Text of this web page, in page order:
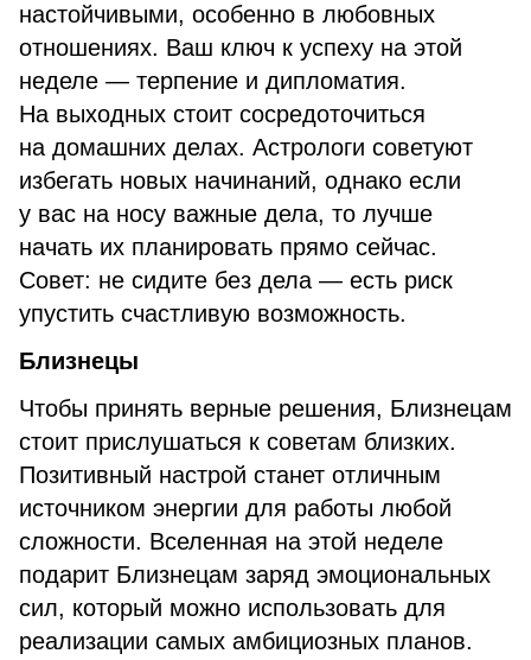
настойчивыми, особенно в любовных
отношениях. Ваш ключ к успеху на этой
неделе — терпение и дипломатия.
На выходных стоит сосредоточиться
на домашних делах. Астрологи советуют
избегать новых начинаний, однако если
у вас на носу важные дела, то лучше
начать их планировать прямо сейчас.
Совет: не сидите без дела — есть риск
упустить счастливую возможность.
Близнецы
Чтобы принять верные решения, Близнецам
стоит прислушаться к советам близких.
Позитивный настрой станет отличным
источником энергии для работы любой
сложности. Вселенная на этой неделе
подарит Близнецам заряд эмоциональных
сил, который можно использовать для
реализации самых амбициозных планов.